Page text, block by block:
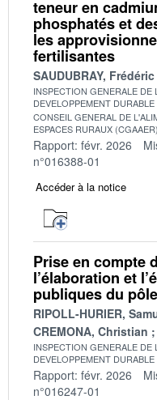
teneur en
phosphatés et
les
fertilisantes
SAUDUBRAY, Frédéric
INSPECTION GENERALE
DEVELOPPEMENT
CONSEIL GENERAL DE
ESPACES RURAUX (CGAAER)
Rapport: févr. 2026
n°016388-01
Accéder à la notice
Prise en compte
l’élaboration et
publiques du
RIPOLL-HURIER,
CREMONA, Christian
INSPECTION GENERALE
DEVELOPPEMENT
Rapport: févr. 2026
n°016247-01